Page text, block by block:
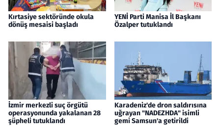
Kırtasiye sektöründe okula
dönüş mesaisi başladı
YENİ Parti Manisa İl Başkanı
Özalper tutuklandı
İzmir merkezli suç örgütü
operasyonunda yakalanan 28
şüpheli tutuklandı
Karadeniz'de dron saldırısına
uğrayan "NADEZHDA" isimli
gemi Samsun'a getirildi